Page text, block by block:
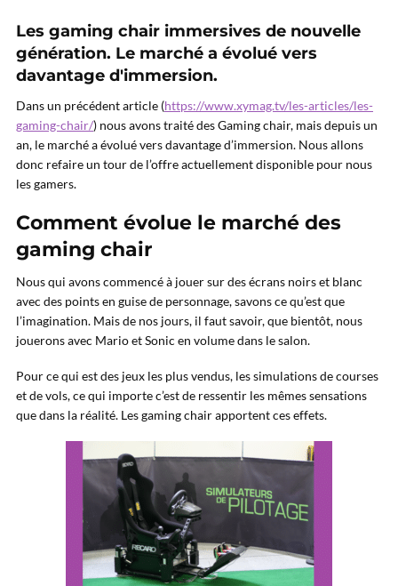
Les gaming chair immersives de nouvelle
génération. Le marché a évolué vers
davantage d'immersion.
Dans un précédent article (https://www.xymag.tv/les-articles/les-
gaming-chair/) nous avons traité des Gaming chair, mais depuis un
an, le marché a évolué vers davantage d’immersion. Nous allons
donc refaire un tour de l’offre actuellement disponible pour nous
les gamers.
Comment évolue le marché des
gaming chair
Nous qui avons commencé à jouer sur des écrans noirs et blanc
avec des points en guise de personnage, savons ce qu’est que
l’imagination. Mais de nos jours, il faut savoir, que bientôt, nous
jouerons avec Mario et Sonic en volume dans le salon.
Pour ce qui est des jeux les plus vendus, les simulations de courses
et de vols, ce qui importe c’est de ressentir les mêmes sensations
que dans la réalité. Les gaming chair apportent ces effets.